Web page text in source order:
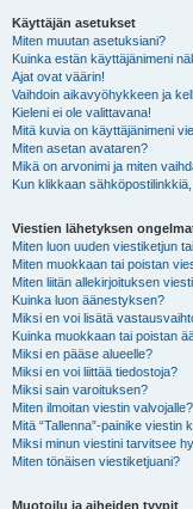
Käyttäjän asetukset
Miten muutan asetuksiani?
Kuinka estän käyttäjänimeni
Ajat ovat väärin!
Vaihdoin aikavyöhykkeen ja
Kieleni ei ole valittavana!
Mitä kuvia on käyttäjänimeni
Miten asetan avataren?
Mikä on arvonimi ja miten
Kun klikkaan
Viestien lähetyksen
Miten luon uuden viestiketjun
Miten muokkaan tai poistan
Miten liitän allekirjoituksen
Kuinka luon äänestyksen?
Miksi en voi lisätä
Kuinka muokkaan tai poistan
Miksi en pääse alueelle?
Miksi en voi liittää tiedostoja?
Miksi sain varoituksen?
Miten ilmoitan viestin valvojalle?
Mitä “Tallenna”-painike viestin
Miksi minun viestini tarvitsee
Miten tönäisen viestiketjuani?
Muotoilu ja aiheiden tyypit